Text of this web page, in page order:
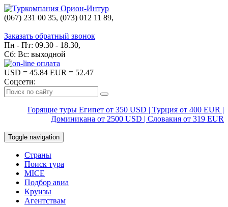
(067) 231 00 35, (073) 012 11 89,
Заказать обратный звонок
Пн - Пт: 09.30 - 18.30,
Сб: Вс: выходной
USD = 45.84 EUR = 52.47
Соцсети:
Горящие туры Египет от 350 USD | Турция от 400 EUR |
Доминикана от 2500 USD | Словакия от 319 EUR
Toggle navigation
Страны
Поиск тура
MICE
Подбор авиа
Круизы
Агентствам